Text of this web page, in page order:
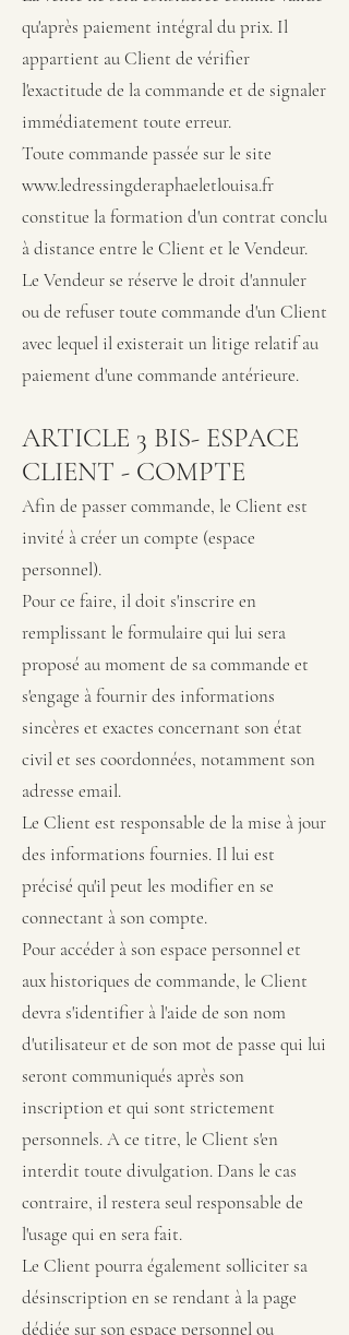
qu'après paiement intégral du prix. Il
appartient au Client de vérifier
l'exactitude de la commande et de signaler
immédiatement toute erreur.
Toute commande passée sur le site
www.ledressingderaphaeletlouisa.fr
constitue la formation d'un contrat conclu
à distance entre le Client et le Vendeur.
Le Vendeur se réserve le droit d'annuler
ou de refuser toute commande d'un Client
avec lequel il existerait un litige relatif au
paiement d'une commande antérieure.
ARTICLE 3 BIS- ESPACE
CLIENT - COMPTE
Afin de passer commande, le Client est
invité à créer un compte (espace
personnel).
Pour ce faire, il doit s'inscrire en
remplissant le formulaire qui lui sera
proposé au moment de sa commande et
s'engage à fournir des informations
sincères et exactes concernant son état
civil et ses coordonnées, notamment son
adresse email.
Le Client est responsable de la mise à jour
des informations fournies. Il lui est
précisé qu'il peut les modifier en se
connectant à son compte.
Pour accéder à son espace personnel et
aux historiques de commande, le Client
devra s'identifier à l'aide de son nom
d'utilisateur et de son mot de passe qui lui
seront communiqués après son
inscription et qui sont strictement
personnels. A ce titre, le Client s'en
interdit toute divulgation. Dans le cas
contraire, il restera seul responsable de
l'usage qui en sera fait.
Le Client pourra également solliciter sa
désinscription en se rendant à la page
dédiée sur son espace personnel ou